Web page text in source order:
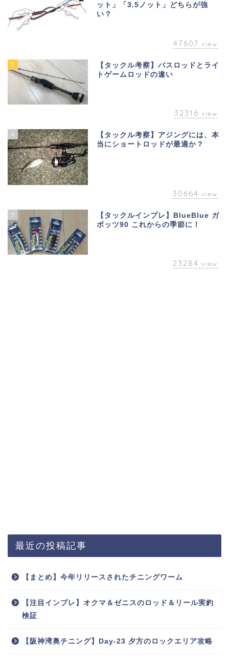
ット」「3.5ノット」どちらが強
い？
47607 view
3
【タックル考察】バスロッドとライ
トゲームロッドの違い
32316 view
4
【タックル考察】アジングには、本
当にショートロッドが最適か？
30664 view
5
【タックルインプレ】BlueBlue ガ
ボッツ90 これからの季節に！
23284 view
最近の投稿記事
【まとめ】今年リリースされたチニングワーム
【注目インプレ】オクマ＆ゼニスのロッド＆リール実釣
検証
【阪神湾奥チニング】Day-23 夕方のロックエリア攻略